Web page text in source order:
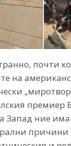
почти
на
премиер
Запад ние
причини